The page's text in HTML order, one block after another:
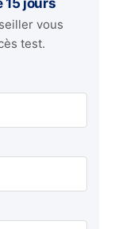
vous
test.